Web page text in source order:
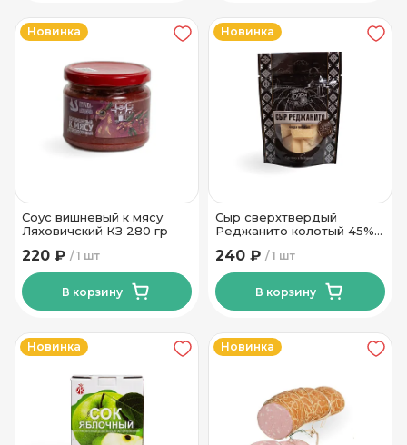
Новинка
Соус вишневый к мясу
Ляховичский КЗ 280 гр
1 шт
220 ₽
В корзину
Новинка
Сыр сверхтвердый
Реджанито колотый 45%
100гр
1 шт
240 ₽
В корзину
Новинка Новинка